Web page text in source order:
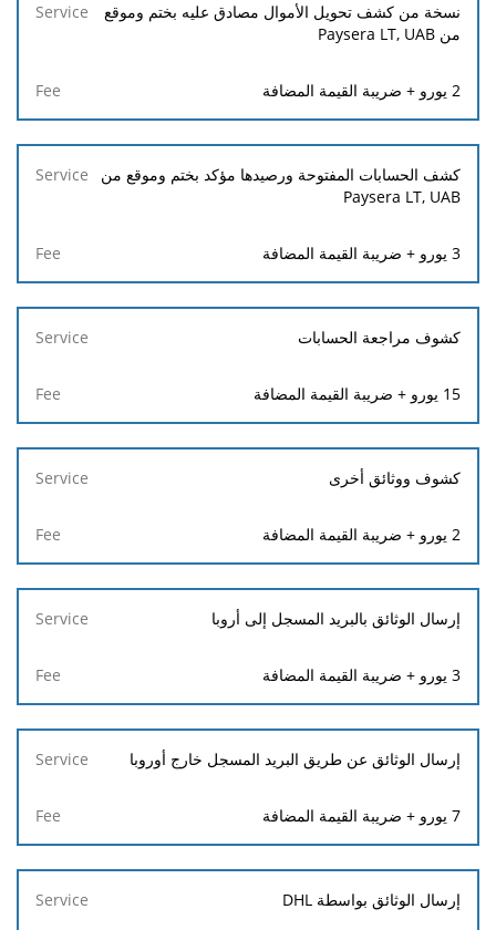
نسخة من كشف تحويل الأموال مصادق عليه بختم وموقع
من Paysera LT, UAB
2 يورو + ضريبة القيمة المضافة
كشف الحسابات المفتوحة ورصيدها مؤكد بختم وموقع من
Paysera LT, UAB
3 يورو + ضريبة القيمة المضافة
كشوف مراجعة الحسابات
15 يورو + ضريبة القيمة المضافة
كشوف ووثائق أخرى
2 يورو + ضريبة القيمة المضافة
إرسال الوثائق بالبريد المسجل إلى أروبا
3 يورو + ضريبة القيمة المضافة
إرسال الوثائق عن طريق البريد المسجل خارج أوروبا
7 يورو + ضريبة القيمة المضافة
إرسال الوثائق بواسطة DHL